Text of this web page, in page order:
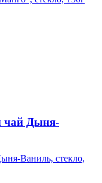
чай Дыня-